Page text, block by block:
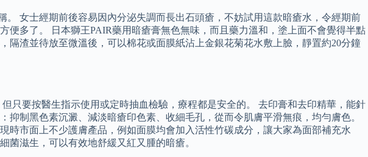
女士經期前後容易因內分泌失調而長出石頭瘡，不妨試用這款暗瘡水，令經期前
多了。 日本獅王PAIR藥用暗瘡膏無色無味，而且藥力溫和，塗上面不會覺得半點
隔渣並待放至微溫後，可以棉花或面膜紙沾上金銀花菊花水敷上臉，靜置約20分鐘
只要按醫生指示使用或定時抽血檢驗，療程都是安全的。 去印膏和去印精華，能針
制黑色素沉澱、減淡暗瘡印色素、收細毛孔，從而令肌膚平滑無痕，均勻膚色。
市面上不少護膚產品，例如面膜均會加入活性竹碳成分，讓大家為面部補充水
菌滋生，可以有效地舒緩又紅又腫的暗瘡。